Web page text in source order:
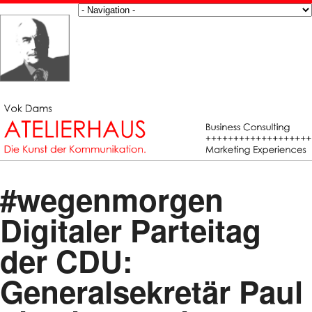
#wegenmorgen
Digitaler Parteitag
der CDU:
Generalsekretär Paul